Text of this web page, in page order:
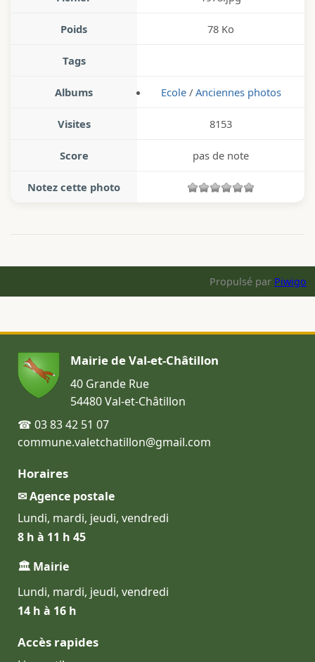
Poids 78 Ko
Tags
Albums Ecole/ Anciennes photos
Visites 8153
Score pas de note
Notez cette photo
Propulsé par Piwigo
Mairie de Val-et-Châtillon
40 Grande Rue
54480 Val-et-Châtillon
☎ 03 83 42 51 07
commune.valetchatillon@gmail.com
Horaires
✉ Agence postale
Lundi, mardi, jeudi, vendredi
8 h à 11 h 45
🏛 Mairie
Lundi, mardi, jeudi, vendredi
14 h à 16 h
Accès rapides